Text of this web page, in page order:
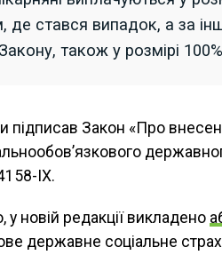
де стався випадок, а за
також у розмірі
підписав Закон «Про
IX.
новій редакції викладено
державне соціальне